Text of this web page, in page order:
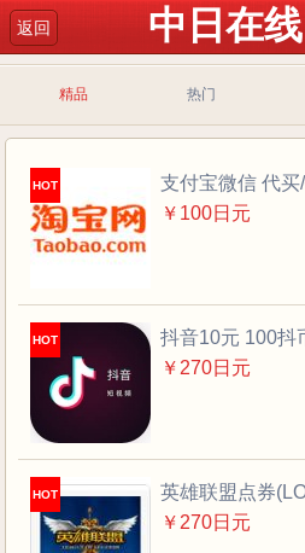
返回 中日在线
精品 热门
HOT
支付宝微信 代买
￥100日元
HOT
抖音10元 100抖
￥270日元
HOT
英雄联盟点券
￥270日元